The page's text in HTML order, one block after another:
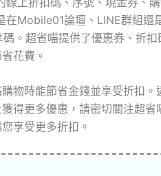
在Mobile01論壇、LINE群組還
。超省喵提供了優惠券、折
花費。
物時能節省金錢並享受折扣
得更多優惠，請密切關注超
享受更多折扣。